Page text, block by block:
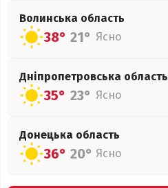
Волинська область
38° 21° Ясно
Дніпропетровська область
35° 23° Ясно
Донецька область
36° 20° Ясно